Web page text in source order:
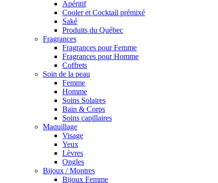
Apéritif
Cooler et Cocktail prémixé
Saké
Produits du Québec
Fragrances
Fragrances pour Femme
Fragrances pour Homme
Coffrets
Soin de la peau
Femme
Homme
Soins Solaires
Bain & Corps
Soins capillaires
Maquillage
Visage
Yeux
Lèvres
Ongles
Bijoux / Montres
Bijoux Femme